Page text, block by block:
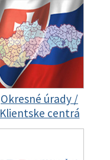
Okresné úrady /
Klientske centrá